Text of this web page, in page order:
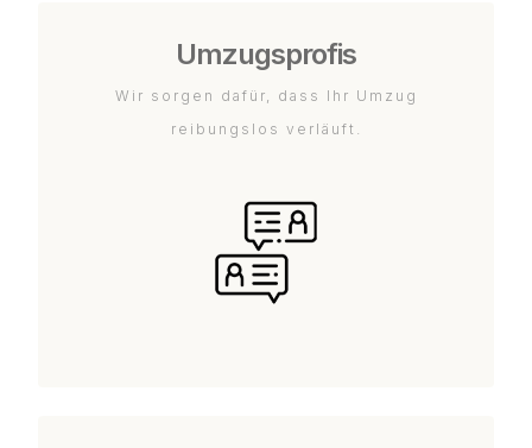
Umzugsprofis
Wir sorgen dafür, dass Ihr Umzug
reibungslos verläuft.